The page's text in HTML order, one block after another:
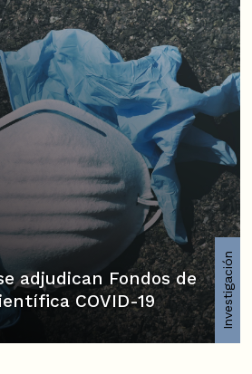
adjudican Fondos de
COVID-19
Investigación